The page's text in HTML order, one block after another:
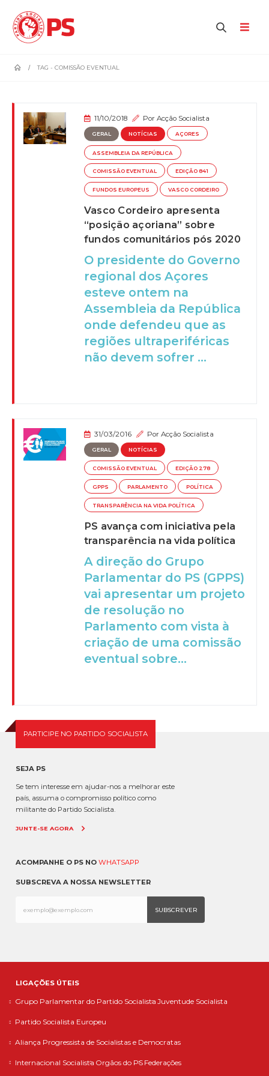
TAG - COMISSÃO EVENTUAL
11/10/2018 PorAcção Socialista
GERAL NOTÍCIAS AÇORES
ASSEMBLEIA DA REPÚBLICA
COMISSÃO EVENTUAL EDIÇÃO 841
FUNDOS EUROPEUS VASCO CORDEIRO
Vasco Cordeiro apresenta
“posição açoriana” sobre
fundos comunitários pós 2020
O presidente do Governo
regional dos Açores
esteve ontem na
Assembleia da República
onde defendeu que as
regiões ultraperiféricas
não devem sofrer ...
31/03/2016 PorAcção Socialista
GERAL NOTÍCIAS
COMISSÃO EVENTUAL EDIÇÃO 278
GPPS PARLAMENTO POLÍTICA
TRANSPARÊNCIA NA VIDA POLÍTICA
PS avança com iniciativa pela
transparência na vida política
A direção do Grupo
Parlamentar do PS (GPPS)
vai apresentar um projeto
de resolução no
Parlamento com vista à
criação de uma comissão
eventual sobre...
PARTICIPE NO PARTIDO SOCIALISTA
SEJA PS
Se tem interesse em ajudar-nos a melhorar este
país, assuma o compromisso político como
militante do Partido Socialista.
JUNTE-SE AGORA
ACOMPANHE O PS NO WHATSAPP
SUBSCREVA A NOSSA NEWSLETTER
LIGAÇÕES ÚTEIS
Grupo Parlamentar do Partido Socialista Juventude Socialista
Partido Socialista Europeu
Aliança Progressista de Socialistas e Democratas
Internacional Socialista Orgãos do PS Federações